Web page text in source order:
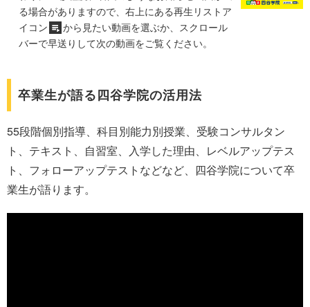
る場合がありますので、右上にある再生リストア
イコン
から見たい動画を選ぶか、スクロール
バーで早送りして次の動画をご覧ください。
卒業生が語る四谷学院の活用法
55段階個別指導、科目別能力別授業、受験コンサルタン
ト、テキスト、自習室、入学した理由、レベルアップテス
ト、フォローアップテストなどなど、四谷学院について卒
業生が語ります。